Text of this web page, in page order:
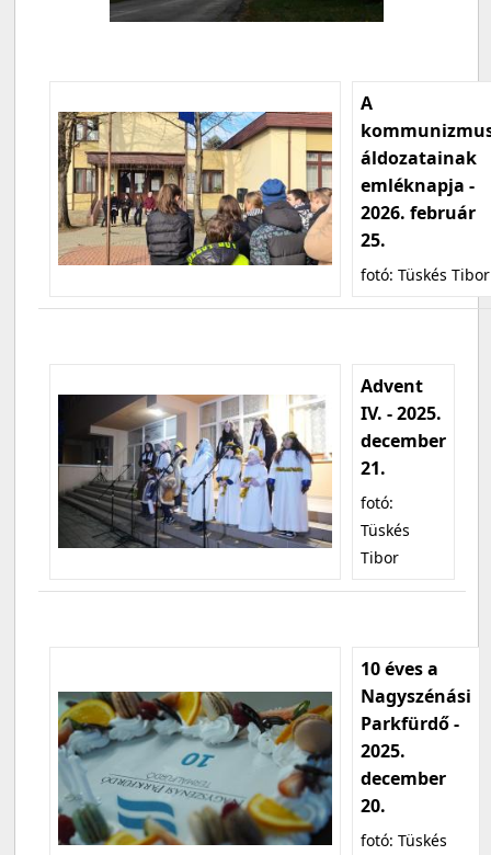
A
áldozatainak
emléknapja -
2026. február
25.
fotó: Tüskés Tibor
Advent
IV. - 2025.
december
21.
fotó:
Tüskés
Tibor
10 éves a
Nagyszénási
Parkfürdő -
2025.
december
20.
fotó: Tüskés